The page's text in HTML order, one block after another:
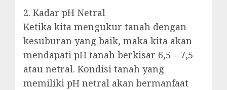
2. Kadar pH Netral
Ketika kita mengukur tanah dengan
kesuburan yang baik, maka kita akan
mendapati pH tanah berkisar 6,5 – 7,5
atau netral. Kondisi tanah yang
memiliki pH netral akan bermanfaat